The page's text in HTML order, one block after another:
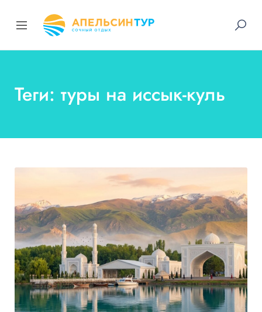
Теги: туры на иссык-куль